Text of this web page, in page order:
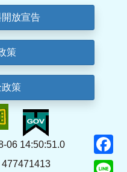
放宣告
策
策
06 14:50:51.0